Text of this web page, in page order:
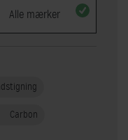
Alle mærker
Carbon